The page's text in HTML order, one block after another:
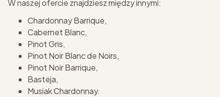
W naszej ofercie znajdziesz między innymi:
Chardonnay Barrique,
Cabernet Blanc,
Pinot Gris,
Pinot Noir Blanc de Noirs,
Pinot Noir Barrique,
Basteja,
Musiak Chardonnay.